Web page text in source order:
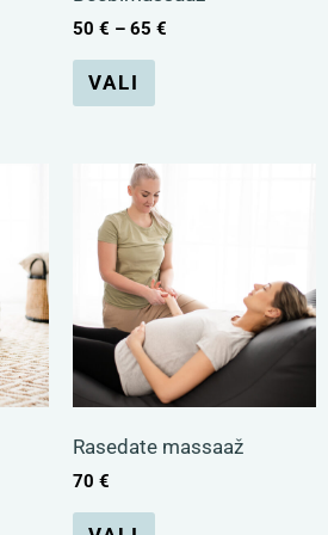
50 € – 65 €
VALI
teha
tootelehel.
Rasedate massaaž
70 €
Sellel
tootel
on
mitu
varianti.
teha